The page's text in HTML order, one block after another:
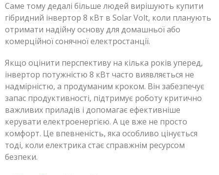
Саме тому дедалі більше людей вирішують купити
гібридний інвертор 8 кВт в Solar Volt, коли планують
отримати надійну основу для домашньої або
комерційної сонячної електростанції.
Якщо оцінити перспективу на кілька років уперед,
інвертор потужністю 8 кВт часто виявляється не
надмірністю, а продуманим кроком. Він забезпечує
запас продуктивності, підтримує роботу критично
важливих приладів і допомагає ефективніше
керувати електроенергією. А це вже не просто
комфорт. Це впевненість, яка особливо цінується
тоді, коли електрика стає справжнім ресурсом
безпеки.